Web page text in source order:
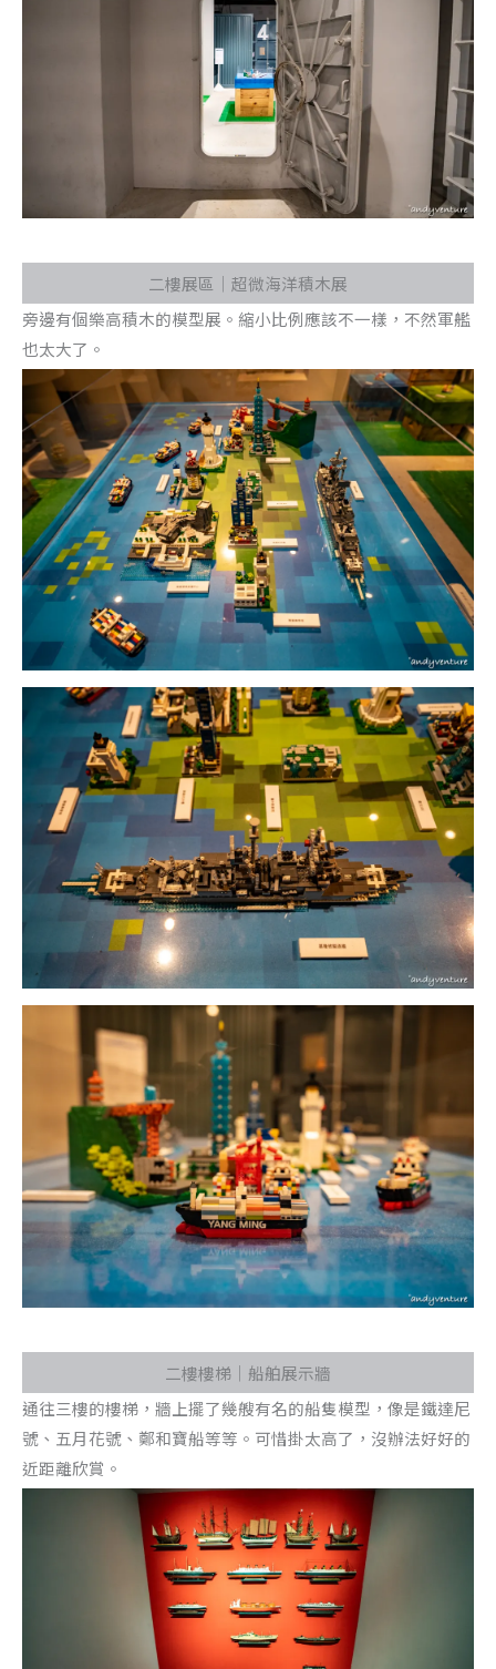
二樓展區｜超微海洋積木展
旁邊有個樂高積木的模型展。縮小比例應該不一樣，不然軍艦
也太大了。
二樓樓梯｜船舶展示牆
通往三樓的樓梯，牆上擺了幾艘有名的船隻模型，像是鐵達尼
號、五月花號、鄭和寶船等等。可惜掛太高了，沒辦法好好的
近距離欣賞。